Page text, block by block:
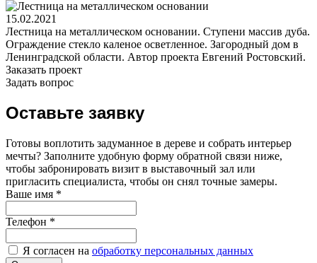
15.02.2021
Лестница на металлическом основании. Ступени массив дуба.
Ограждение стекло каленое осветленное. Загородный дом в
Ленинградской области. Автор проекта Евгений Ростовский.
Заказать проект
Задать вопрос
Оставьте заявку
Готовы воплотить задуманное в дереве и собрать интерьер
мечты? Заполните удобную форму обратной связи ниже,
чтобы забронировать визит в выставочный зал или
пригласить специалиста, чтобы он снял точные замеры.
Ваше имя *
Телефон *
Я согласен на обработку персональных данных